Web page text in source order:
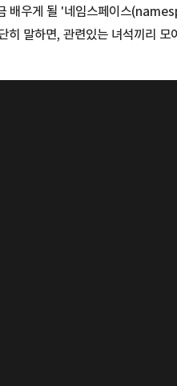
배우게 될 '네임스페이스
히 말하면, 관련있는 녀석끼리 모